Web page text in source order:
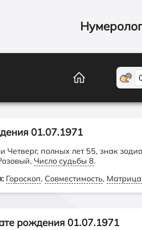
01.07.1971
Четверг, полных лет 55, знак
Число судьбы 8.
Гороскоп, Совместимость,
рождения 01.07.1971